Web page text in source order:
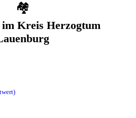
🏘️
im Kreis Herzogtum